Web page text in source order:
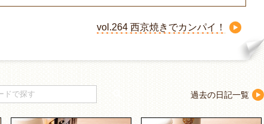
vol.264 西京焼きでカンパイ！
過去の日記一覧